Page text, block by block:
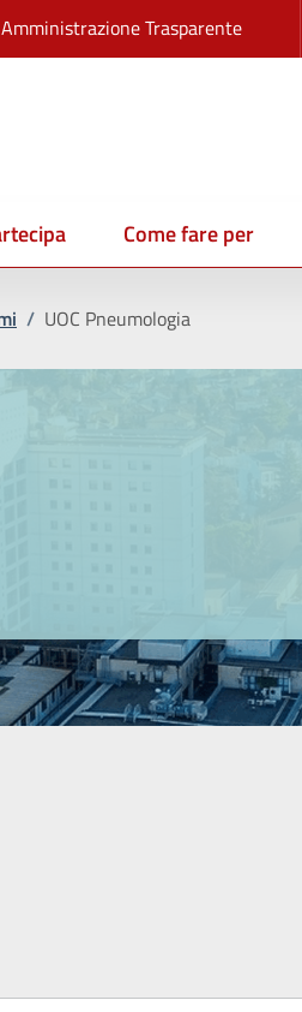
Amministrazione Trasparente
Come fare per
/ UOC Pneumologia